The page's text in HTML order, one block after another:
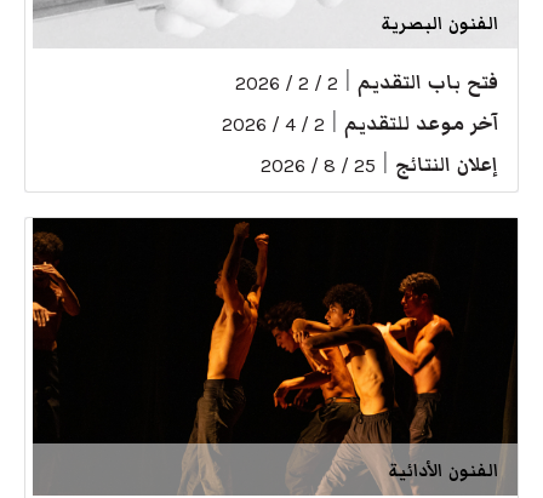
الفنون البصرية
فتح باب التقديم 2 / 2 / 2026
آخر موعد للتقديم 2 / 4 / 2026
إعلان النتائج 25 / 8 / 2026
الفنون الأدائية